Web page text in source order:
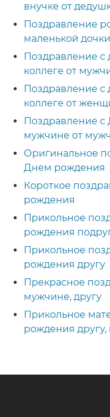
внучке от
Поздравление
маленькой дочки
Поздравление
коллеге от
Поздравление
коллеге от
Поздравление
мужчине от
Оригинальное
Днем рождения
Короткое
рождения
Прикольное
рождения
Прикольное
рождения другу
Прекрасное
мужчине, другу
Прикольное
рождения